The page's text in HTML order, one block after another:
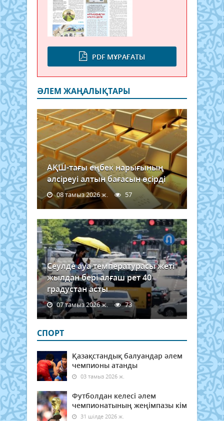
PDF МҰРАҒАТЫ
ӘЛЕМ ЖАҢАЛЫҚТАРЫ
АҚШ-тағы еңбек нарығының
әлсіреуі алтын бағасын өсірді
08 тамыз 2026 ж. 57
Сеулде ауа температурасы жеті
жылдан бері алғаш рет 40
градустан асты
07 тамыз 2026 ж. 73
СПОРТ
Қазақстандық балуандар әлем
чемпионы атанды
03 тамыз 2026 ж.
Футболдан келесі әлем
чемпионатының жеңімпазы кім
31 шілде 2026 ж.